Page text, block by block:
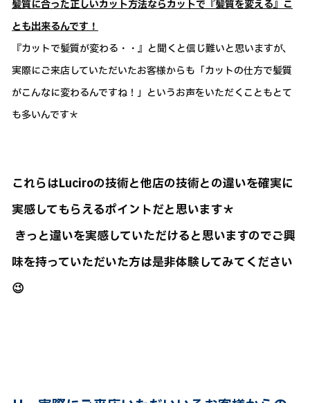
髪質に合った正しいカット方法ならカットで『髪質を変える』こ
とも出来るんです！
『カットで髪質が変わる・・』と聞くと信じ難いと思いますが、
実際にご来店していただいたお客様からも「カットの仕方で髪質
がこんなに変わるんですね！」というお声をいただくこともとて
も多いんです＊
これらはLuciroの技術と他店の技術との違いを確実に
実感してもらえるポイントだと思います＊
きっと違いを実感していただけると思いますのでご興
味を持っていただいた方は是非体験してみてください
😉